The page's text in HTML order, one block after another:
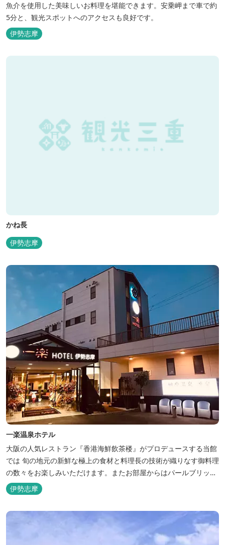
魚介を使用した美味しいお料理を堪能できます。安乗岬まで車で約
5分と、観光スポットへのアクセスも良好です。
伊勢志摩
かね長
伊勢志摩
一楽温泉ホテル
大阪の人気レストラン『香港海鮮飲茶楼』がプロデュースする当館
では 旬の地元の新鮮な極上の食材と料理長の技術が織りなす御料理
の数々をお楽しみいただけます。またお部屋からはパールブリッジ
や真珠筏など、美しい景色が一望できます。「美肌の湯」として有
名な榊原温泉の運び湯を使用した大浴場も完備。
伊勢志摩